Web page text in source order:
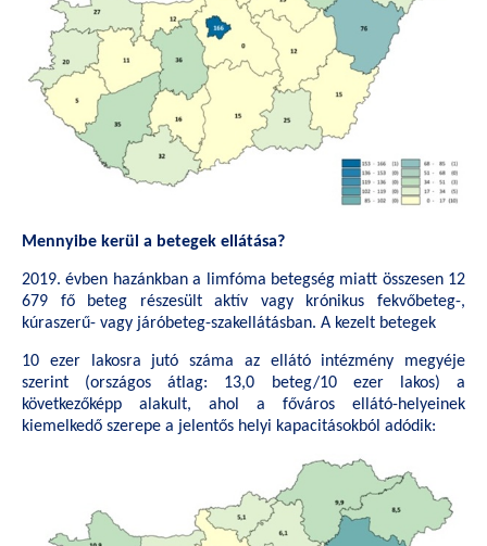
Mennyibe kerül a betegek ellátása?
2019. évben hazánkban a limfóma betegség miatt összesen 12
679 fő beteg részesült aktív vagy krónikus fekvőbeteg-,
kúraszerű- vagy járóbeteg-szakellátásban. A kezelt betegek
10 ezer lakosra jutó száma az ellátó intézmény megyéje
szerint (országos átlag: 13,0 beteg/10 ezer lakos) a
következőképp alakult, ahol a főváros ellátó-helyeinek
kiemelkedő szerepe a jelentős helyi kapacitásokból adódik: